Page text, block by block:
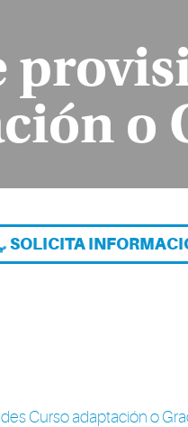
o
SOLICITA
Curso adaptación o